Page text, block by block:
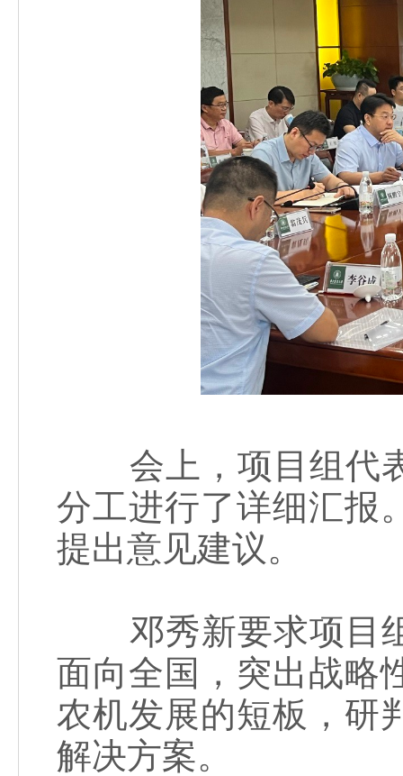
会上，项目组代表
分工进行了详细汇报
提出意见建议。
邓秀新要求项目组
面向全国，突出战略
农机发展的短板，研
解决方案。